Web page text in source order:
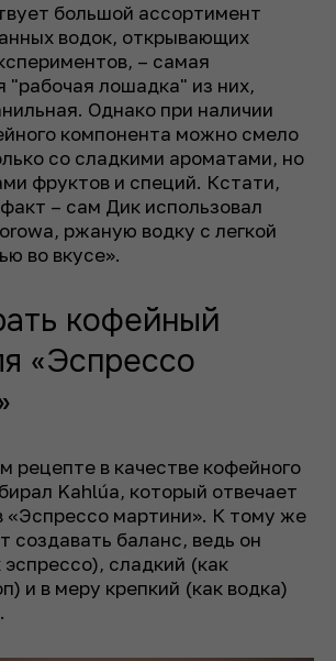
большой ассортимент
водок, открывающих
– самая
"рабочая лошадка" из них,
Однако при наличии
компонента можно смело
со сладкими ароматами, но
фруктов и специй. Кстати,
– сам Дик использовал
ржаную водку с легкой
во вкусе».
кофейный
«Эспрессо
рецепте в качестве кофейного
Kahlúa, который отвечает
«Эспрессо мартини». К тому же
создавать баланс, ведь он
сладкий (как
и в меру крепкий (как водка)